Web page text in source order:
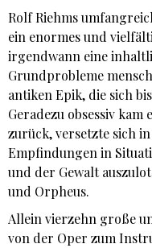
Rolf Riehms
ein enormes und
irgendwann eine
Grundprobleme
antiken Epik, die sich
Geradezu obsessiv
zurück, versetzte sich
Empfindungen in
und der Gewalt
und Orpheus.
Allein vierzehn große
von der Oper zum